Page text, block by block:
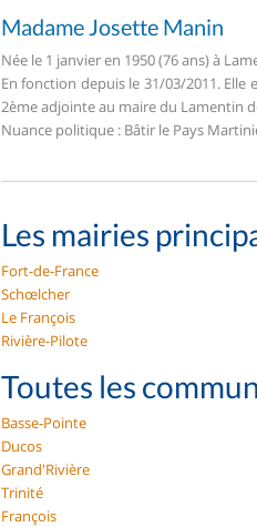
Madame Josette Manin
Née le 1 janvier en 1950 (76 ans) à
En fonction depuis le 31/03/2011. Elle
2ème adjointe au maire du Lamentin
Nuance politique : Bâtir le Pays
Les mairies
Fort-de-France
Schœlcher
Le François
Rivière-Pilote
Toutes les
Basse-Pointe
Ducos
Grand'Rivière
Trinité
François